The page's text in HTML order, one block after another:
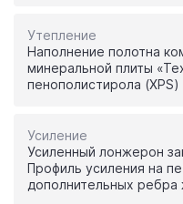
Утепление
Наполнение полотна
минеральной плиты
пенополистирола
Усиление
Усиленный лонжерон
Профиль усиления на
дополнительных ребра